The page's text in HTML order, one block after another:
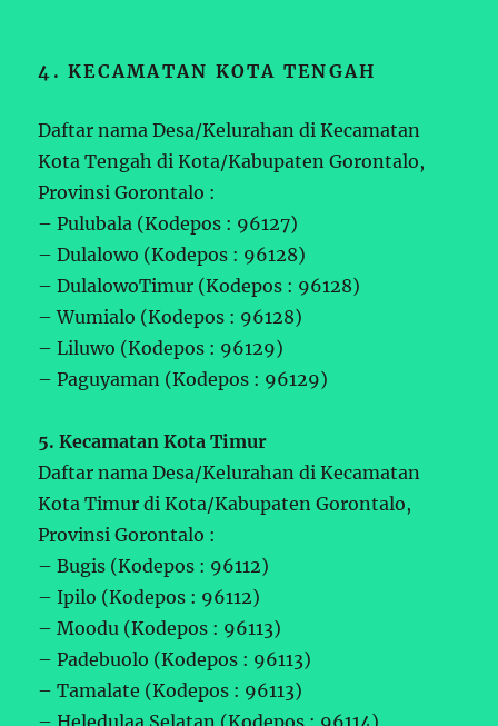
4. KECAMATAN KOTA TENGAH
Daftar nama Desa/Kelurahan di Kecamatan
Kota Tengah di Kota/Kabupaten Gorontalo,
Provinsi Gorontalo :
– Pulubala (Kodepos : 96127)
– Dulalowo (Kodepos : 96128)
– DulalowoTimur (Kodepos : 96128)
– Wumialo (Kodepos : 96128)
– Liluwo (Kodepos : 96129)
– Paguyaman (Kodepos : 96129)
5. Kecamatan Kota Timur
Daftar nama Desa/Kelurahan di Kecamatan
Kota Timur di Kota/Kabupaten Gorontalo,
Provinsi Gorontalo :
– Bugis (Kodepos : 96112)
– Ipilo (Kodepos : 96112)
– Moodu (Kodepos : 96113)
– Padebuolo (Kodepos : 96113)
– Tamalate (Kodepos : 96113)
– Heledulaa Selatan (Kodepos : 96114)